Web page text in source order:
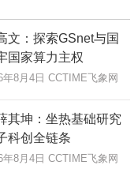
文：探索GSnet与国
国家算力主权
年8月4日 CCTIME飞象网
其坤：坐热基础研究
科创全链条
年8月4日 CCTIME飞象网